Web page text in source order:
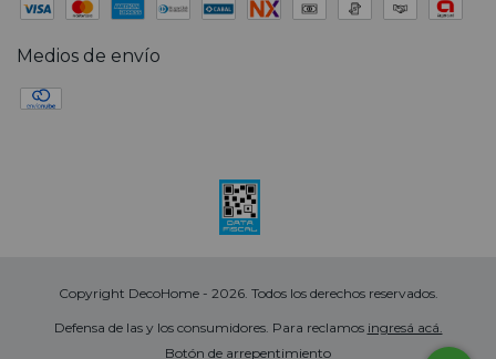
Medios de envío
Copyright DecoHome - 2026. Todos los derechos reservados.
Defensa de las y los consumidores. Para reclamos ingresá acá.
Botón de arrepentimiento